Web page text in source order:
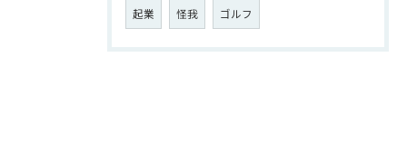
起業 怪我 ゴルフ